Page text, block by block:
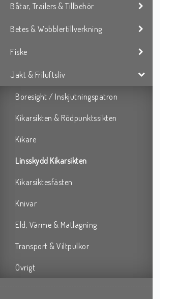
Båtar, Trailers & Tillbehör
Betes & Wobblertillverkning
Fiske
Jakt & Friluftsliv
Boresight / Inskjutningspatron
Kikarsikten & Rödpunktssikten
Kikare
Linsskydd Kikarsikten
Kikarsiktesfästen
Knivar
Eld, Värme & Matlagning
Transport & Viltpulkor
Övrigt